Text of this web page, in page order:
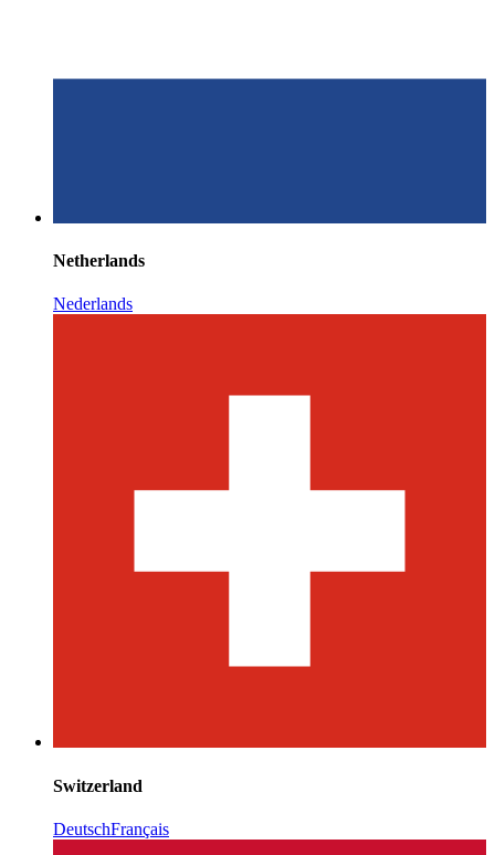
Netherlands
Nederlands
Switzerland
DeutschFrançais